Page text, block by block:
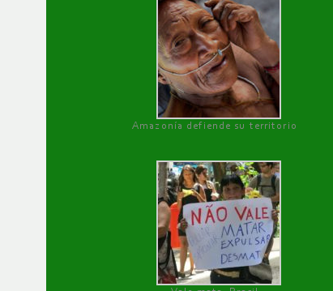
Amazonía defiende su territorio